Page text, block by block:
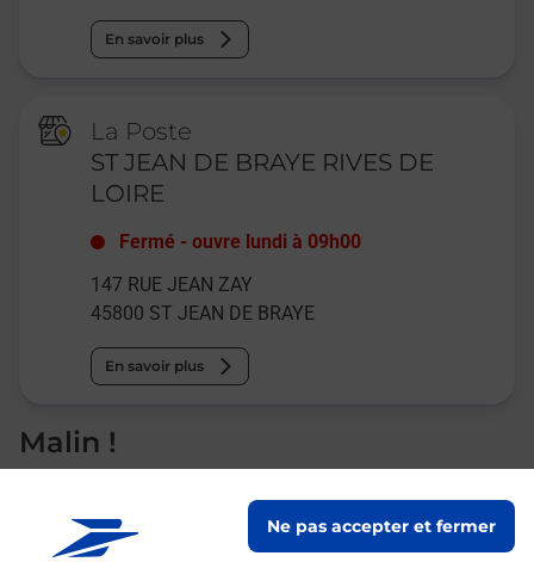
Ne pas accepter et fermer
En savoir plus
La Poste
ST JEAN DE BRAYE RIVES DE
LOIRE
Fermé -ouvre lundi à 09h00
147 RUE JEAN ZAY
45800 ST JEAN DE BRAYE
En savoir plus
Malin !
La Poste
en ligne